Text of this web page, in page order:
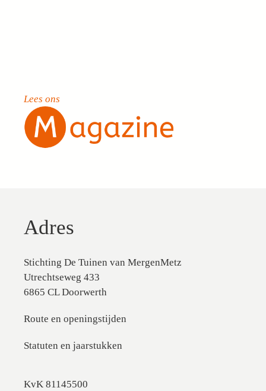
Lees ons
Adres
Stichting De Tuinen van MergenMetz
Utrechtseweg 433
6865 CL Doorwerth
Route en openingstijden
Statuten en jaarstukken
KvK 81145500